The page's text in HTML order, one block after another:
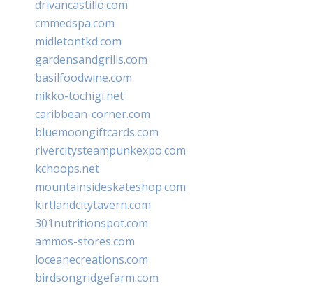
drivancastillo.com
cmmedspa.com
midletontkd.com
gardensandgrills.com
basilfoodwine.com
nikko-tochigi.net
caribbean-corner.com
bluemoongiftcards.com
rivercitysteampunkexpo.com
kchoops.net
mountainsideskateshop.com
kirtlandcitytavern.com
301nutritionspot.com
ammos-stores.com
loceanecreations.com
birdsongridgefarm.com